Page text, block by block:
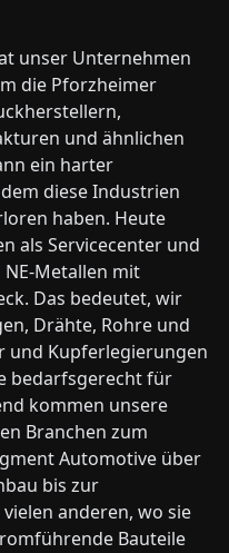
unser Unternehmen
die Pforzheimer
und ähnlichen
ein harter
diese Industrien
haben. Heute
als Servicecenter und
Metallen mit
Das bedeutet, wir
Drähte, Rohre und
und Kupferlegierungen
bedarfsgerecht für
kommen unsere
Branchen zum
Automotive über
bis zur
anderen, wo sie
Bauteile